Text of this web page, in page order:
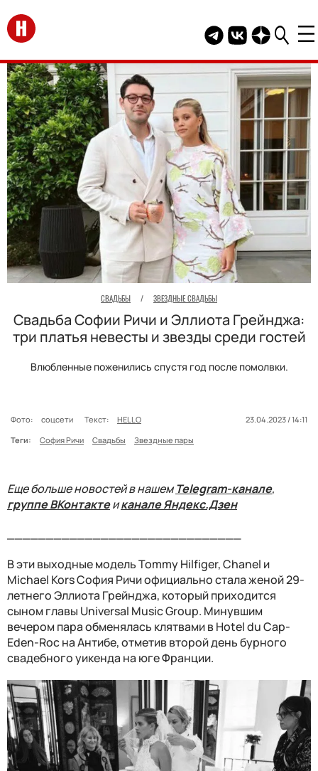
Перейти на главную
Telegram канал
Группа HELLO
Канал
СВАДЬБЫ / ЗВЕЗДНЫЕ СВАДЬБЫ
Свадьба Софии Ричи и Эллиота Грейнджа:
три платья невесты и звезды среди гостей
Влюбленные поженились спустя год после помолвки.
Фото: соцсети Текст: HELLO
23.04.2023 / 14:11
Теги:
София Ричи Свадьбы Звездные пары
Еще больше новостей в нашемTelegram-канале,
группе ВКонтактеиканале Яндекс.Дзен
В эти выходные модель Tommy Hilfiger, Chanel и
Michael Kors София Ричи официально стала женой 29-
летнего Эллиота Грейнджа, который приходится
сыном главы Universal Music Group. Минувшим
вечером пара обменялась клятвами в Hotel du Cap-
Eden-Roc на Антибе, отметив второй день бурного
свадебного уикенда на юге Франции.